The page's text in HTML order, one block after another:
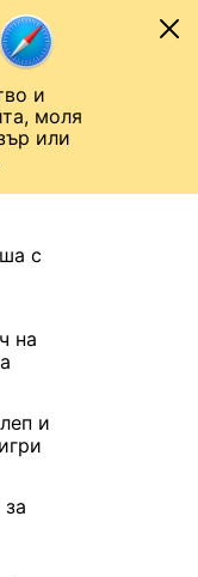
и
моля
или
с
на
и